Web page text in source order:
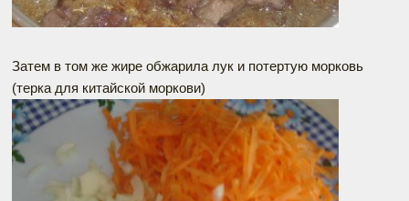
Затем в том же жире обжарила лук и потертую морковь
(терка для китайской моркови)